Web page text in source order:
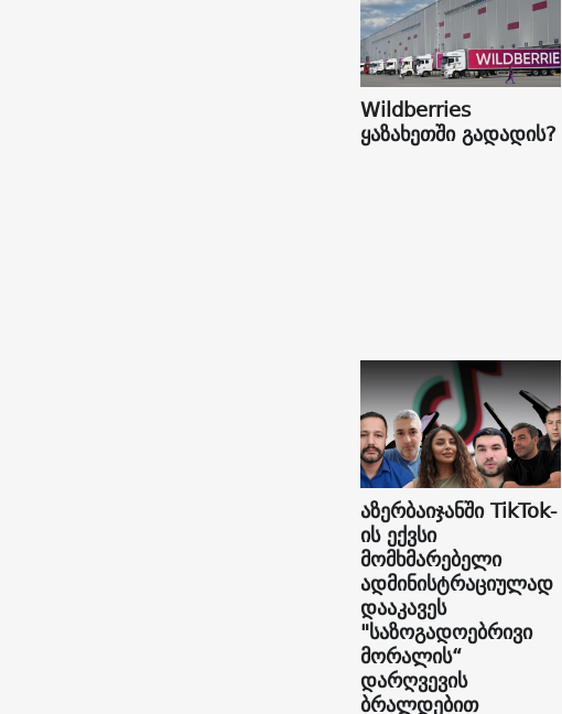
Wildberries
ყაზახეთში გადადის?
აზერბაიჯანში TikTok-
ის ექვსი
მომხმარებელი
ადმინისტრაციულად
დააკავეს
"საზოგადოებრივი
მორალის“
დარღვევის
ბრალდებით